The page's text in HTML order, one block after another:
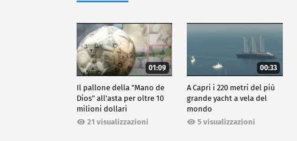
01:09
Il pallone della "Mano de
Dios" all'asta per oltre 10
milioni dollari
21 visualizzazioni
00:33
A Capri i 220 metri del più
grande yacht a vela del
mondo
5 visualizzazioni